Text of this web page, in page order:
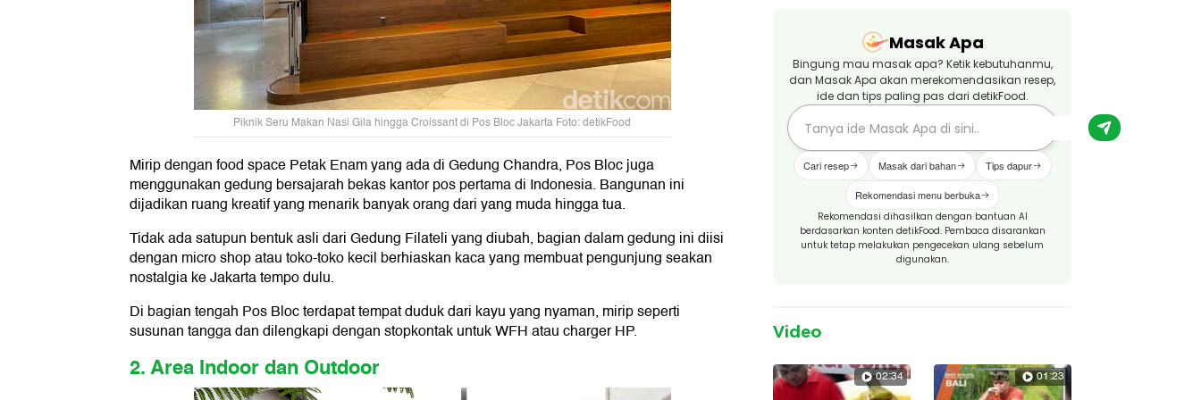
Piknik Seru Makan Nasi Gila hingga Croissant di Pos Bloc Jakarta Foto: detikFood
Mirip dengan food space Petak Enam yang ada di Gedung Chandra, Pos Bloc juga
menggunakan gedung bersajarah bekas kantor pos pertama di Indonesia. Bangunan ini
dijadikan ruang kreatif yang menarik banyak orang dari yang muda hingga tua.
Tidak ada satupun bentuk asli dari Gedung Filateli yang diubah, bagian dalam gedung ini diisi
dengan micro shop atau toko-toko kecil berhiaskan kaca yang membuat pengunjung seakan
nostalgia ke Jakarta tempo dulu.
Di bagian tengah Pos Bloc terdapat tempat duduk dari kayu yang nyaman, mirip seperti
susunan tangga dan dilengkapi dengan stopkontak untuk WFH atau charger HP.
2. Area Indoor dan Outdoor
Masak Apa
Bingung mau masak apa? Ketik kebutuhanmu,
dan Masak Apa akan merekomendasikan resep,
ide dan tips paling pas dari detikFood.
Cari resep Masak dari bahan Tips dapur
Rekomendasi menu berbuka
Rekomendasi dihasilkan dengan bantuan AI
berdasarkan konten detikFood. Pembaca disarankan
untuk tetap melakukan pengecekan ulang sebelum
digunakan.
Video
02:34 01:23